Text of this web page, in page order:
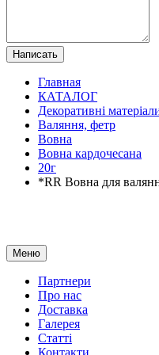
Написать
Главная
КАТАЛОГ
Декоративні
Валяння, фетр
Вовна
Вовна кардочесана
20г
*RR Вовна для
Меню
Партнери
Про нас
Доставка
Галерея
Статтi
Контакти